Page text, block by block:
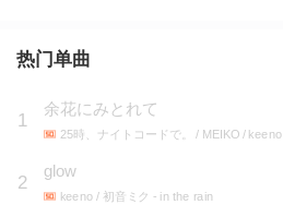
热门单曲
1
余花にみとれて
25時、ナイトコードで。 / MEIKO / keeno
2
glow
keeno / 初音ミク - in the rain